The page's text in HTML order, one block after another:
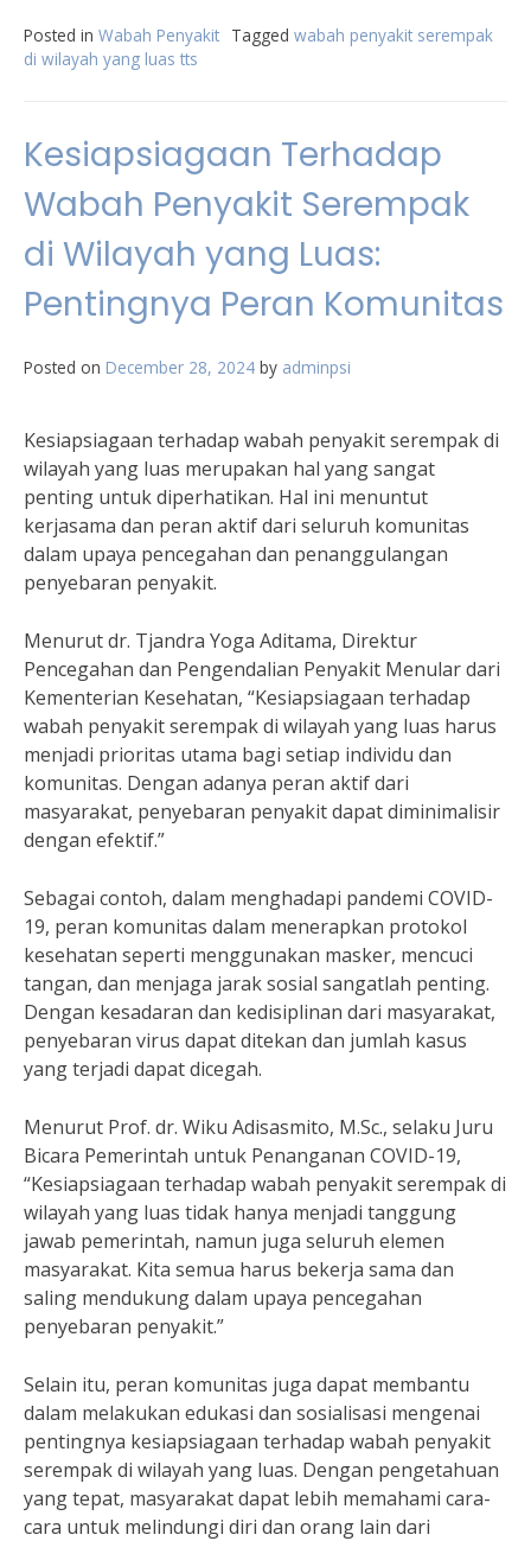
Posted in Wabah Penyakit Tagged wabah penyakit serempak
di wilayah yang luas tts
Kesiapsiagaan Terhadap
Wabah Penyakit Serempak
di Wilayah yang Luas:
Pentingnya Peran Komunitas
Posted on December 28, 2024 by adminpsi
Kesiapsiagaan terhadap wabah penyakit serempak di
wilayah yang luas merupakan hal yang sangat
penting untuk diperhatikan. Hal ini menuntut
kerjasama dan peran aktif dari seluruh komunitas
dalam upaya pencegahan dan penanggulangan
penyebaran penyakit.
Menurut dr. Tjandra Yoga Aditama, Direktur
Pencegahan dan Pengendalian Penyakit Menular dari
Kementerian Kesehatan, “Kesiapsiagaan terhadap
wabah penyakit serempak di wilayah yang luas harus
menjadi prioritas utama bagi setiap individu dan
komunitas. Dengan adanya peran aktif dari
masyarakat, penyebaran penyakit dapat diminimalisir
dengan efektif.”
Sebagai contoh, dalam menghadapi pandemi COVID-
19, peran komunitas dalam menerapkan protokol
kesehatan seperti menggunakan masker, mencuci
tangan, dan menjaga jarak sosial sangatlah penting.
Dengan kesadaran dan kedisiplinan dari masyarakat,
penyebaran virus dapat ditekan dan jumlah kasus
yang terjadi dapat dicegah.
Menurut Prof. dr. Wiku Adisasmito, M.Sc., selaku Juru
Bicara Pemerintah untuk Penanganan COVID-19,
“Kesiapsiagaan terhadap wabah penyakit serempak di
wilayah yang luas tidak hanya menjadi tanggung
jawab pemerintah, namun juga seluruh elemen
masyarakat. Kita semua harus bekerja sama dan
saling mendukung dalam upaya pencegahan
penyebaran penyakit.”
Selain itu, peran komunitas juga dapat membantu
dalam melakukan edukasi dan sosialisasi mengenai
pentingnya kesiapsiagaan terhadap wabah penyakit
serempak di wilayah yang luas. Dengan pengetahuan
yang tepat, masyarakat dapat lebih memahami cara-
cara untuk melindungi diri dan orang lain dari